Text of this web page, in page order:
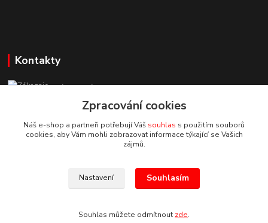
Kontakty
Zákaznická podpora StuhyLevně.cz
+420 725 618 353
(Po-Pá, 8-16 hod.)
adamoliver@seznam.cz
Zpracování cookies
Náš e-shop a partneři potřebují Váš souhlas s použitím souborů
cookies, aby Vám mohli zobrazovat informace týkající se Vašich
zájmů.
Nastavení Souhlasím
Souhlas můžete odmítnout zde.